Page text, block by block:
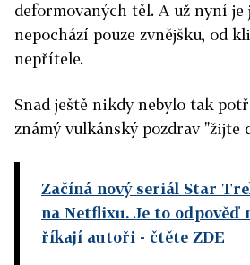
deformovaných těl. A už nyní je
nepochází pouze zvnějšku, od
nepřítele.
Snad ještě nikdy nebylo tak
známý vulkánský pozdrav "žijte
Začíná nový seriál Star
na Netflixu. Je to odpověď
říkají autoři - čtěte ZDE